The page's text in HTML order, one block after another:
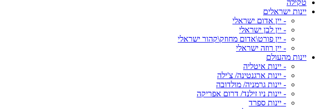
טקילה
יינות ישראלים
- יין אדום ישראלי
- יין לבן ישראלי
- יין פורט\אדום מחוזק\קהור ישראלי
- יין רוזה ישראלי
יינות מהעולם
- יינות איטליה
- יינות ארגנטינה/ צ'ילה
- יינות גרמניה/ מולדובה
- יינות ניו זילנד/ דרום אפריקה
- יינות ספרד